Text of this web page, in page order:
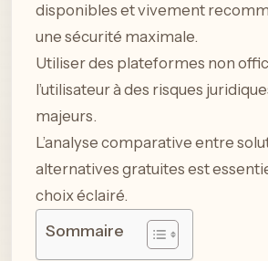
disponibles et vivement
une sécurité maximale.
Utiliser des plateformes non
l’utilisateur à des risques
majeurs.
L’analyse comparative entre
alternatives gratuites est
choix éclairé.
Sommaire